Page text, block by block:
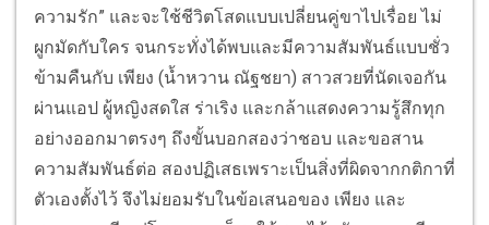
ความรัก” และจะใช้ชีวิตโสดแบบเปลี่ยนคู่ขาไปเรื่อย ไม่
ผูกมัดกับใคร จนกระทั่งได้พบและมีความสัมพันธ์แบบชั่ว
ข้ามคืนกับ เพียง (น้ำหวาน ณัฐชยา) สาวสวยที่นัดเจอกัน
ผ่านแอป ผู้หญิงสดใส ร่าเริง และกล้าแสดงความรู้สึกทุก
อย่างออกมาตรงๆ ถึงขั้นบอกสองว่าชอบ และขอสาน
ความสัมพันธ์ต่อ สองปฏิเสธเพราะเป็นสิ่งที่ผิดจากกติกาที่
ตัวเองตั้งไว้ จึงไม่ยอมรับในข้อเสนอของ เพียง และ